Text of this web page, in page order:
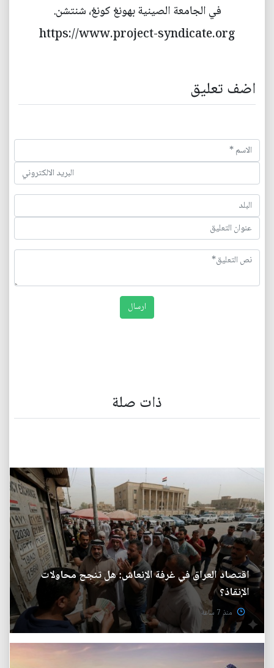
في الجامعة الصينية بهونغ كونغ، شنتشن.
https://www.project-syndicate.org
اضف تعليق
ذات صلة
اقتصاد العراق في غرفة الإنعاش: هل تنجح محاولات
الإنقاذ؟
منذ 7 ساعة